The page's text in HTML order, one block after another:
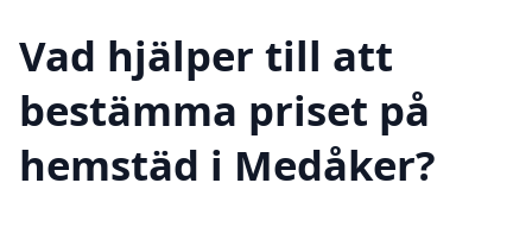
Vad hjälper till att
bestämma priset på
hemstäd i Medåker?